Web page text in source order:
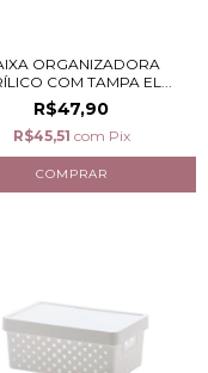
ORGANIZADORA
COM TAMPA EL...
R$47,90
R$45,51 com Pix